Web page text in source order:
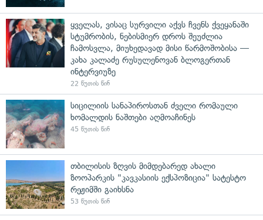
ყველას, ვისაც სურვილი აქვს ჩვენს ქვეყანაში
სტუმრობის, ნებისმიერ დროს შეუძლია
ჩამოსვლა, მიუხედავად მისი წარმოშობისა —
კახა კალაძე რუსულენოვან ბლოგერთან
ინტერვიუზე
22 წუთის წინ
სიცილიის სანაპიროსთან ძველი რომაული
ხომალდის ნაშთები აღმოაჩინეს
45 წუთის წინ
თბილისის ზღვის მიმდებარედ ახალი
ზოოპარკის "კავკასიის ექსპოზიცია" სატესტო
რეჟიმში გაიხსნა
53 წუთის წინ